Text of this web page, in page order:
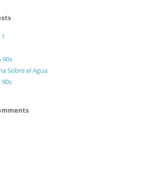
90s
Sobre el Agua
90s